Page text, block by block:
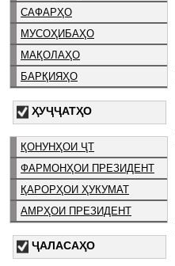
САФАРҲО
МУСОҲИБАҲО
МАҚОЛАҲО
БАРҚИЯҲО
ҲУҶҶАТҲО
ҚОНУНҲОИ ҶТ
ФАРМОНҲОИ ПРЕЗИДЕНТ
ҚАРОРҲОИ ҲУКУМАТ
АМРҲОИ ПРЕЗИДЕНТ
ҶАЛАСАҲО